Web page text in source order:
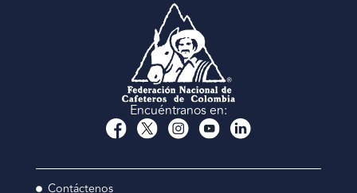
Encuéntranos en:
Contáctenos